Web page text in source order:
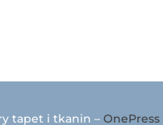
tapet i tkanin – OnePress